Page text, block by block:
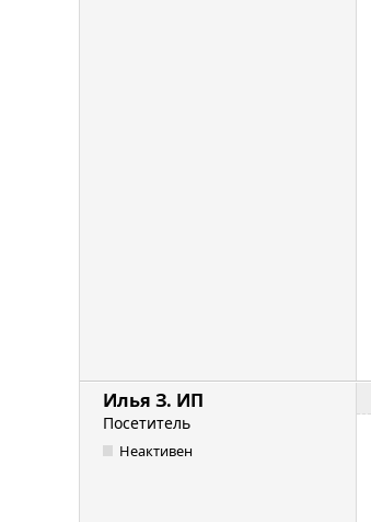
Илья З. ИП
Посетитель
Неактивен